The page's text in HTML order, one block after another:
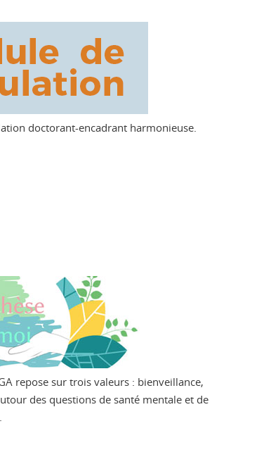
doctorant-encadrant harmonieuse.
repose sur trois valeurs : bienveillance,
des questions de santé mentale et de